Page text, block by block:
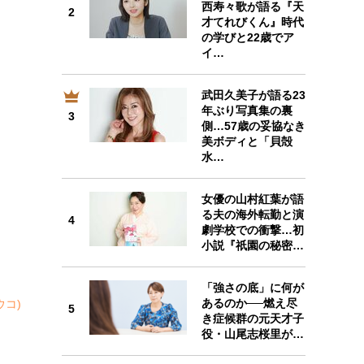
コ)
2
西寿々歌が語る『天
才てれびくん』時代
の学びと22歳でア
イ…
3
武田久美子が語る23
年ぶり写真集の裏
側…57歳の妥協なき
美ボディと「貝殻
水…
4
女優の山村紅葉が語
る夫の海外転勤と演
劇学校での衝撃…初
小説『祇園の秘密…
5
「強さの底」に何が
あるのか──燃え尽
き症候群の元天才子
役・山尾志桜里が…